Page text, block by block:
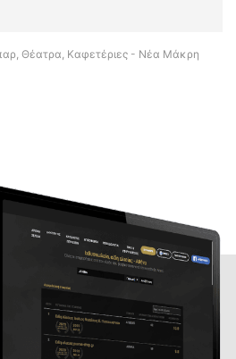
Θέατρα, Καφετέριες - Νέα Μάκρη